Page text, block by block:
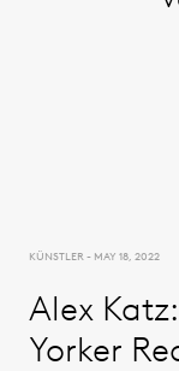
KÜNSTLER - MAY 18, 2022
Alex
Yorker